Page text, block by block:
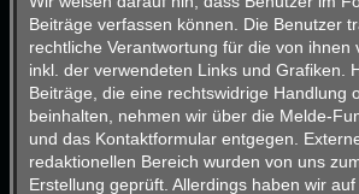
Beiträge verfassen können. Die Benutzer
rechtliche Verantwortung für die von ihnen
inkl. der verwendeten Links und Grafiken.
Beiträge, die eine rechtswidrige Handlung
beinhalten, nehmen wir über die Melde-
und das Kontaktformular entgegen.
redaktionellen Bereich wurden von uns
Erstellung geprüft. Allerdings haben wir